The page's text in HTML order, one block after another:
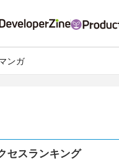
ンガ
セスランキング